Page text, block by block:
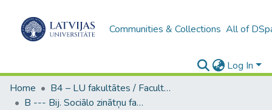
Communities & Collections All of
Log In
Home
B4 – LU fakultātes / Faculties of the UL
B --- Bij. Sociālo zinātņu fakultātes noslēguma darbi / Faculty of Social Sciences - Graduate works